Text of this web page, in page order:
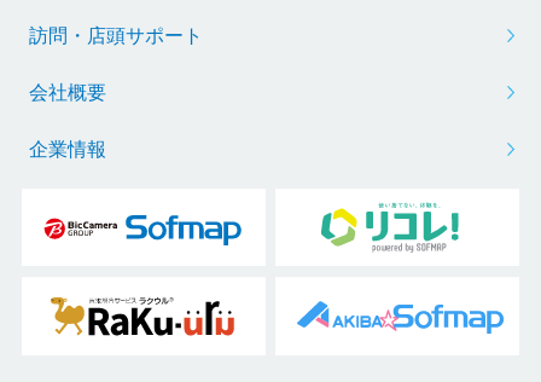
訪問・店頭サポート
会社概要
企業情報